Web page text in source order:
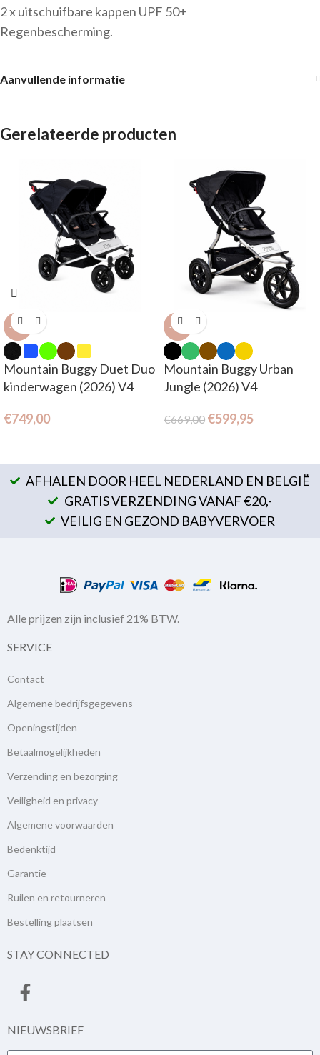
2 x uitschuifbare kappen UPF 50+
Regenbescherming.
Aanvullende informatie
Gerelateerde producten
-12%
Mountain Buggy Duet Duo
kinderwagen (2026) V4
€749,00
-10%
Mountain Buggy Urban
Jungle (2026) V4
€669,00 €599,95
AFHALEN DOOR HEEL NEDERLAND EN BELGIË
GRATIS VERZENDING VANAF €20,-
VEILIG EN GEZOND BABYVERVOER
Alle prijzen zijn inclusief 21% BTW.
SERVICE
Contact
Algemene bedrijfsgegevens
Openingstijden
Betaalmogelijkheden
Verzending en bezorging
Veiligheid en privacy
Algemene voorwaarden
Bedenktijd
Garantie
Ruilen en retourneren
Bestelling plaatsen
STAY CONNECTED
NIEUWSBRIEF